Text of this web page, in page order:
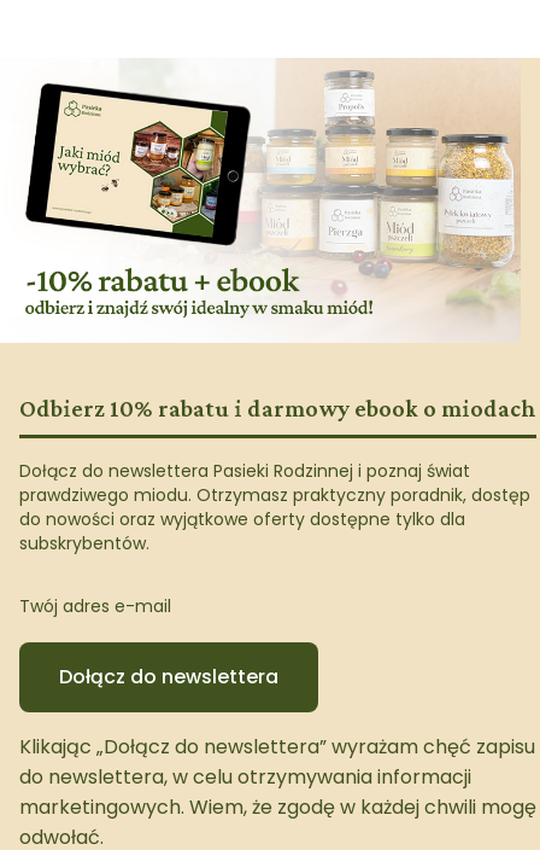
Odbierz 10% rabatu i darmowy ebook o miodach
Dołącz do newslettera Pasieki Rodzinnej i poznaj świat
prawdziwego miodu. Otrzymasz praktyczny poradnik, dostęp
do nowości oraz wyjątkowe oferty dostępne tylko dla
subskrybentów.
Twój adres e-mail
Dołącz do newslettera
Klikając „Dołącz do newslettera” wyrażam chęć zapisu
do newslettera, w celu otrzymywania informacji
marketingowych. Wiem, że zgodę w każdej chwili mogę
odwołać.